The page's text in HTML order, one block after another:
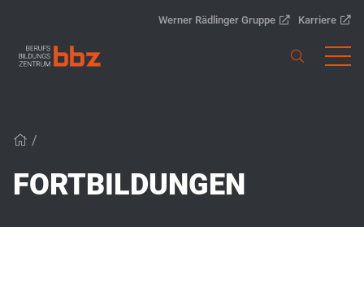
Werner Rädlinger Gruppe Karriere
/
FORTBILDUNGEN